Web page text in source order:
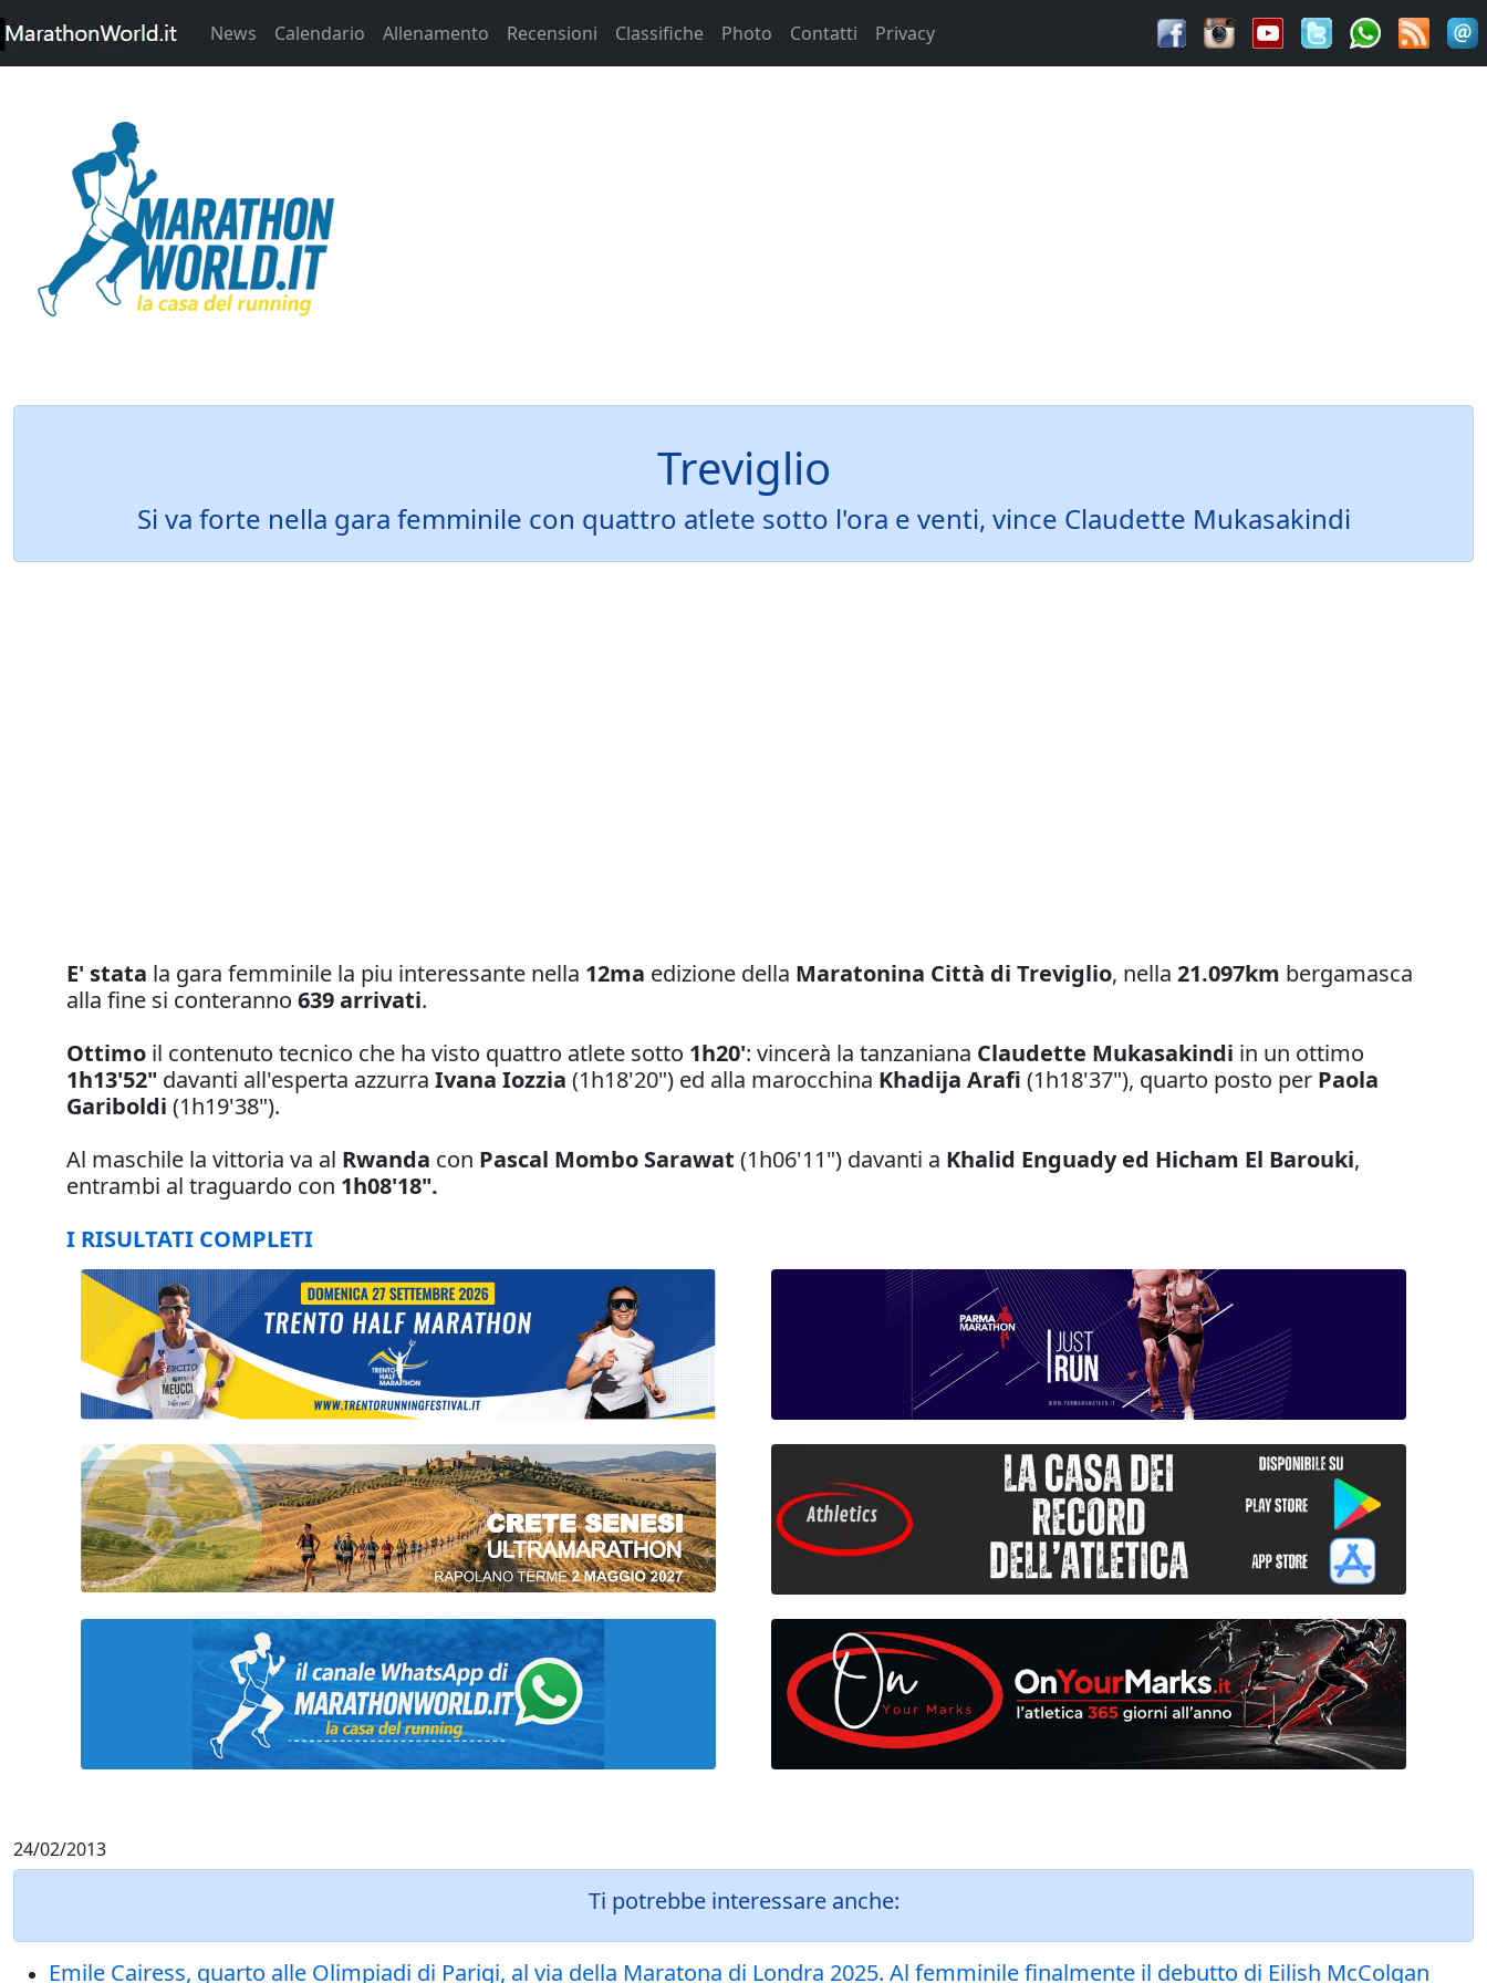
News Calendario Allenamento Recensioni Classifiche Photo Contatti Privacy
Treviglio
Si va forte nella gara femminile con quattro atlete sotto l'ora e venti, vince Claudette Mukasakindi
E' stata la gara femminile la piu interessante nella 12ma edizione della Maratonina Città di Treviglio, nella 21.097km bergamasca
alla fine si conteranno 639 arrivati.
Ottimo il contenuto tecnico che ha visto quattro atlete sotto 1h20': vincerà la tanzaniana Claudette Mukasakindi in un ottimo
1h13'52" davanti all'esperta azzurra Ivana Iozzia (1h18'20") ed alla marocchina Khadija Arafi (1h18'37"), quarto posto per Paola
Gariboldi (1h19'38").
Al maschile la vittoria va al Rwanda con Pascal Mombo Sarawat (1h06'11") davanti a Khalid Enguady ed Hicham El Barouki,
entrambi al traguardo con 1h08'18".
I RISULTATI COMPLETI
24/02/2013
Ti potrebbe interessare anche:
Emile Cairess, quarto alle Olimpiadi di Parigi, al via della Maratona di Londra 2025. Al femminile finalmente il debutto di Eilish McColgan